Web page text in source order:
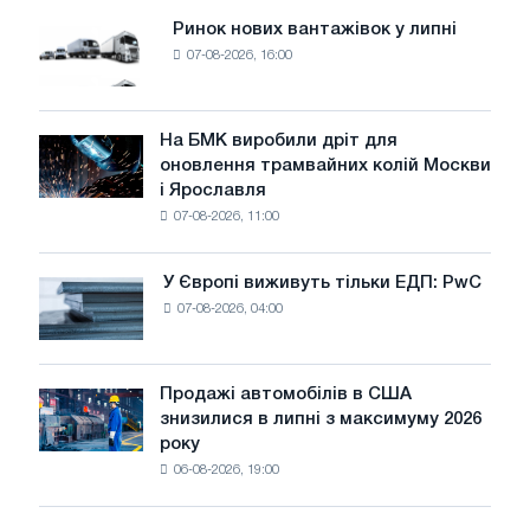
Ринок
нових
вантажівок
у
липні
Ринок нових вантажівок у липні
07-08-2026, 16:00
На
БМК
виробили
трамвайних
колій
Ярославля
На БМК виробили дріт для
оновлення трамвайних колій Москви
і Ярославля
07-08-2026, 11:00
Європі
виживуть
тільки
ЕДП:
PwC
У Європі виживуть тільки ЕДП: PwC
07-08-2026, 04:00
Продажі
автомобілів
в
Продажі автомобілів в США
знизилися в липні з максимуму 2026
року
06-08-2026, 19:00